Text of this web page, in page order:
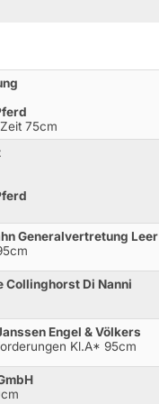
75cm
Generalvertretung Leer
Di Nanni
Engel & Völkers
Kl.A* 95cm